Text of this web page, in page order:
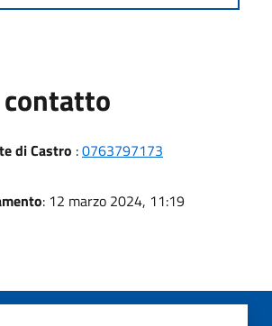
di Castro :0763797173
: 12 marzo 2024, 11:19